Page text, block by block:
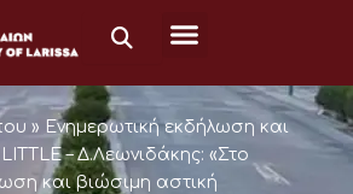
» Ενημερωτική εκδήλωση και
– Δ.Λεωνιδάκης: «Στο
και βιώσιμη αστική